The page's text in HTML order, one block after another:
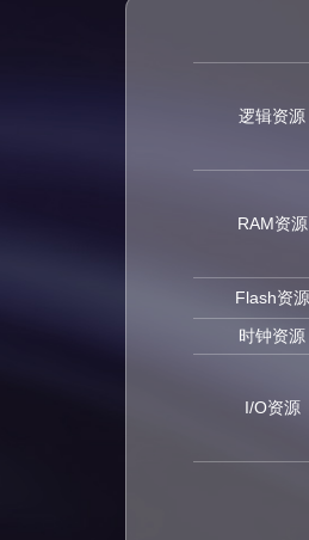
逻辑资源
RAM资源
Flash资源
时钟资源
I/O资源